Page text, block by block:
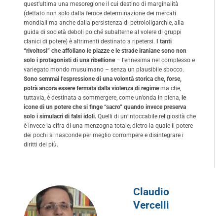
quest’ultima una mesoregione il cui destino di marginalità
(dettato non solo dalla feroce determinazione dei mercati
mondiali ma anche dalla persistenza di petrololigarchie, alla
guida di società deboli poiché subalterne al volere di gruppi
clanici di potere) è altrimenti destinato a ripetersi.
I tanti
“rivoltosi” che affollano le piazze e le strade iraniane sono non
solo i protagonisti di una ribellione– l’ennesima nel complesso e
variegato mondo musulmano – senza un plausibile sbocco.
Sono semmai l’espressione di una volontà storica che, forse,
potrà ancora essere fermata dalla violenza di regimema che,
tuttavia, è destinata a sommergere, come un’onda in piena, le
icone di un potere che si finge “sacro” quando invece preserva
solo i simulacri di falsi idoli. Quelli di un’intoccabile religiosità che
è invece la cifra di una menzogna totale, dietro la quale il potere
dei pochi si nasconde per meglio corrompere e disintegrare i
diritti dei più.
Claudio
Vercelli